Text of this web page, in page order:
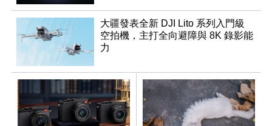
大疆發表全新 DJI Lito 系列入門級
空拍機，主打全向避障與 8K 錄影能
力